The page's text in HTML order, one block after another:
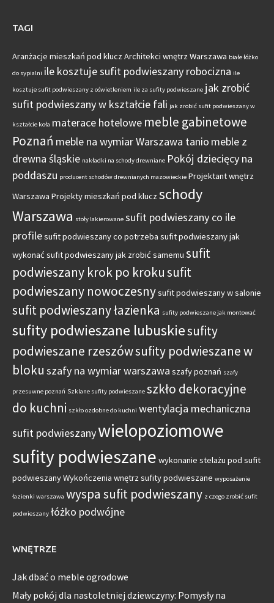
TAGI
Aranżacje mieszkań pod klucz Architekci wnętrz Warszawa białe łóżko
do sypialni ile kosztuje sufit podwieszany robocizna ile
kosztuje sufit podwieszany z oświetleniem ile za sufity podwieszane jak zrobić
sufit podwieszany w kształcie fali jak zrobić sufit podwieszany w
kształcie koła materace hotelowe meble gabinetowe
Poznań meble na wymiar Warszawa tanio meble z
drewna śląskie nakładki na schody drewniane Pokój dziecięcy na
poddaszu producent schodów drewnianych mazowieckie Projektant wnętrz
Warszawa Projekty mieszkań pod klucz schody
Warszawa stoły lakierowane sufit podwieszany co ile
profilesufit podwieszany co potrzeba sufit podwieszany jak
wykonać sufit podwieszany jak zrobić samemu sufit
podwieszany krok po krokusufit
podwieszany nowoczesnysufit podwieszany w salonie
sufit podwieszany łazienka sufity podwieszane jak montować
sufity podwieszane lubuskiesufity
podwieszane rzeszówsufity podwieszane w
bloku szafy na wymiar warszawa szafy poznań szafy
przesuwne poznań Szklane sufity podwieszane szkło dekoracyjne
do kuchni szkło ozdobne do kuchni wentylacja mechaniczna
sufit podwieszanywielopoziomowe
sufity podwieszane wykonanie stelażu pod sufit
podwieszanyWykończenia wnętrz sufity podwieszane wyposażenie
łazienki warszawa wyspa sufit podwieszany z czego zrobić sufit
podwieszany łóżko podwójne
WNĘTRZE
Jak dbać o meble ogrodowe
Mały pokój dla nastoletniej dziewczyny: Pomysły na